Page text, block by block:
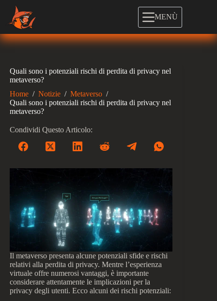
contenuto
MENÙ
Quali sono i potenziali rischi di perdita di privacy nel
metaverso?
Home / Notizie / Metaverso /
Quali sono i potenziali rischi di perdita di privacy nel
metaverso?
Condividi Questo Articolo:
Il metaverso presenta alcune potenziali sfide e rischi
relativi alla perdita di privacy. Mentre l’esperienza
virtuale offre numerosi vantaggi, è importante
considerare attentamente le implicazioni per la
privacy degli utenti. Ecco alcuni dei rischi potenziali: